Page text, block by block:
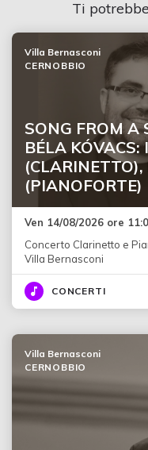
Ti
SONG FROM A
BÉLA KÓVACS:
(PIANOFORTE)
Villa Bernasconi
CERNOBBIO
Ven 14/08/2026 ore
Concerto Clarinetto e
Villa Bernasconi
CONCERTI
Villa Bernasconi
CERNOBBIO